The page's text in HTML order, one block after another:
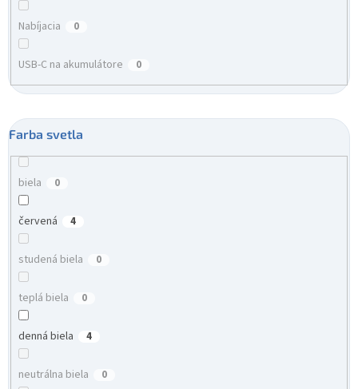
Nabíjacia 0
USB-C na akumulátore 0
Farba svetla
biela 0
červená 4
studená biela 0
teplá biela 0
denná biela 4
neutrálna biela 0